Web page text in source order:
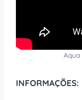
Aqua
INFORMAÇÕES: